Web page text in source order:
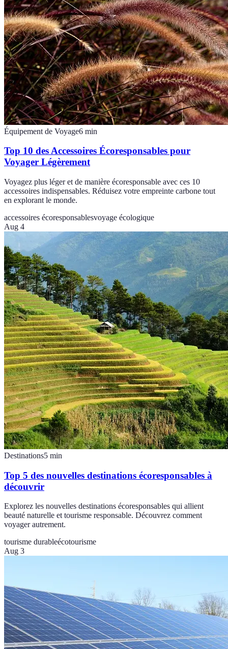
Équipement de Voyage6 min
Top 10 des Accessoires Écoresponsables pour
Voyager Légèrement
Voyagez plus léger et de manière écoresponsable avec ces 10
accessoires indispensables. Réduisez votre empreinte carbone tout
en explorant le monde.
accessoires écoresponsablesvoyage écologique
Aug 4
Destinations5 min
Top 5 des nouvelles destinations écoresponsables à
découvrir
Explorez les nouvelles destinations écoresponsables qui allient
beauté naturelle et tourisme responsable. Découvrez comment
voyager autrement.
tourisme durableécotourisme
Aug 3